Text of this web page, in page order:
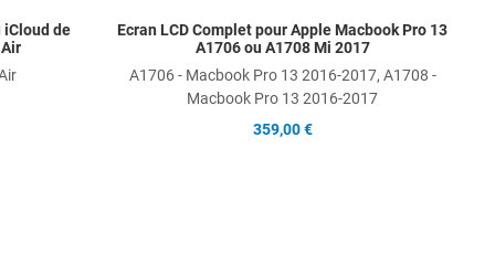
iCloud de
Ecran LCD Complet pour Apple Macbook Pro 13
A1706 ou A1708 Mi 2017
A1706 - Macbook Pro 13 2016-2017, A1708 -
Macbook Pro 13 2016-2017
359,00 €